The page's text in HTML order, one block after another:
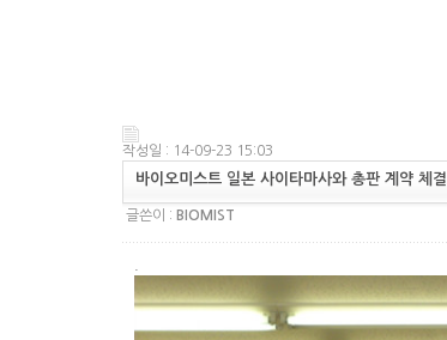
작성일 : 14-09-23 15:03
바이오미스트 일본 사이타마사와 총판 계약 체결
글쓴이 : BIOMIST